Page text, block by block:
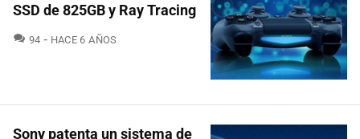
SSD de 825GB y Ray Tracing
94 COMENTARIOS
HACE 6 AÑOS
Sony patenta un sistema de